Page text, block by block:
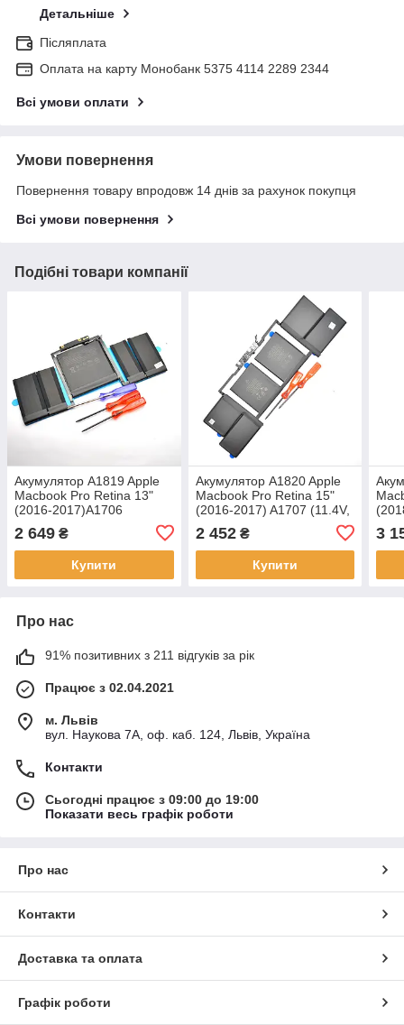
Детальніше
Післяплата
Оплата на карту Монобанк 5375 4114 2289 2344
Всі умови оплати
Умови повернення
Повернення товару впродовж 14 днів за рахунок покупця
Всі умови повернення
Подібні товари компанії
Акумулятор A1819 Apple
Macbook Pro Retina 13"
(2016-2017)A1706
(11.41V,49.2Wh,4314mAh)
APN:613-3291 Original
2 649 ₴
Купити
Акумулятор A1820 Apple
Macbook Pro Retina 15"
(2016-2017) A1707 (11.4V,
76Wh,6667mAh) APN:613-
3266 Original/Оригінал
2 452₴
Купити
3
Про нас
91% позитивних з 211 відгуків за рік
Працює з 02.04.2021
м. Львів
вул. Наукова 7А, оф. каб. 124, Львів, Україна
Контакти
Сьогодні працює з 09:00 до 19:00
Показати весь графік роботи
Про нас
Контакти
Доставка та оплата
Графік роботи